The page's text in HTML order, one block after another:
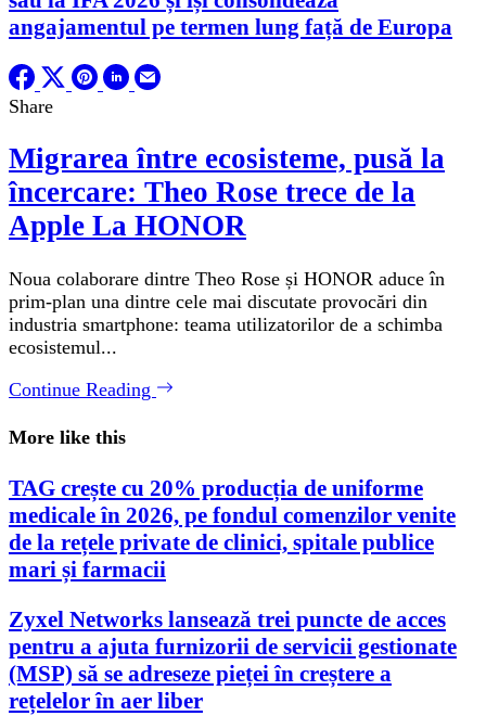
angajamentul pe termen lung față de Europa
Share
Migrarea între ecosisteme, pusă la
încercare: Theo Rose trece de la
Apple La HONOR
Noua colaborare dintre Theo Rose și HONOR aduce în
prim-plan una dintre cele mai discutate provocări din
industria smartphone: teama utilizatorilor de a schimba
ecosistemul...
Continue Reading
More like this
TAG crește cu 20% producția de uniforme
medicale în 2026, pe fondul comenzilor venite
de la rețele private de clinici, spitale publice
mari și farmacii
Zyxel Networks lansează trei puncte de acces
pentru a ajuta furnizorii de servicii gestionate
(MSP) să se adreseze pieței în creștere a
rețelelor în aer liber